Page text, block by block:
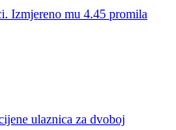
Izmjereno mu 4.45 promila
ulaznica za dvoboj